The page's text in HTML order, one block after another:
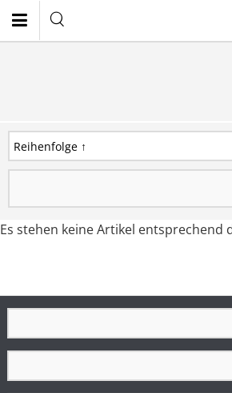
Es stehen keine Artikel entsprechend